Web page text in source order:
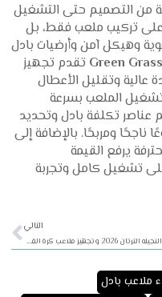
من التصميم حتى التشغيل
تركيب ملعب فقط، بل
وهيكل آمن وأرضيات بادل
Green Grass تقدم تجهيز
وتقليل الأعطال
الملعب بسرعة
تكلفة بادل وتحديد
ومربحًا. بالإضافة إلى
يرفع القيمة
على تشغيل كامل وتجربة
التالي
أسعار النجيله الترتان 2026 وتجهيز ملاعب كرة القدم بأعلى جودة
ملاعب بادل